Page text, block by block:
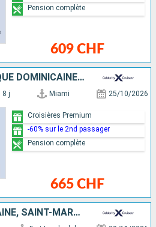
609 CHF
Pension complète
ÉTATS-UNIS, RÉPUBLIQUE DOMINICAINE, TORTOLA, SAINT-MARTIN
8 j Miami 25/10/2026
665 CHF
Croisières Premium
-60% sur le 2nd passager
Pension complète
RÉPUBLIQUE DOMINICAINE, SAINT-MARTIN, ÉTATS-UNIS